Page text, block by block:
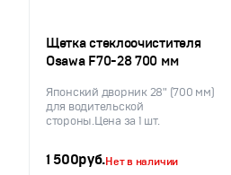
Щетка стеклоочистителя
Osawa F70-28 700 мм
Японский дворник 28" (700 мм)
для водительской
стороны.Цена за 1 шт.
1 500руб.Нет в наличии